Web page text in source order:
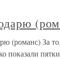
(романс) За
показали